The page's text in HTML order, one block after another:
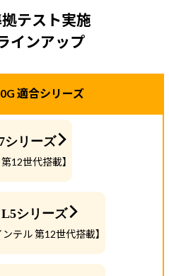
テスト実施
インアップ
適合シリーズ
シリーズ
12世代搭載】
シリーズ
テル 第12世代搭載】